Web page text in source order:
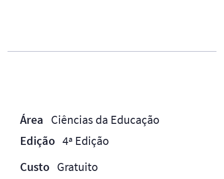
Área Ciências da Educação
Edição 4ª Edição
Custo Gratuito